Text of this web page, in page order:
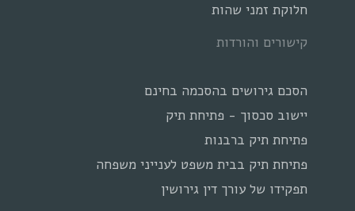
חלוקת זמני שהות
קישורים והורדות
הסכם גירושים בהסכמה בחינם
יישוב סכסוך - פתיחת תיק
פתיחת תיק ברבנות
פתיחת תיק בבית משפט לענייני משפחה
תפקידו של עורך דין גירושין